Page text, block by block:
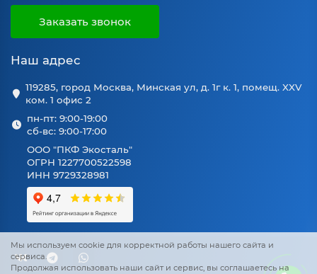
Мы используем cookie для корректной работы нашего сайта и
сервиса.
Продолжая использовать наши сайт и сервис, вы соглашаетесь на
Заказать звонок
Наш адрес
119285, город Москва, Минская ул, д. 1г к. 1, помещ. XXV
ком. 1 офис 2
пн-пт: 9:00-19:00
сб-вс: 9:00-17:00
ООО "ПКФ Экосталь"
ОГРН 1227700522598
ИНН 9729328981